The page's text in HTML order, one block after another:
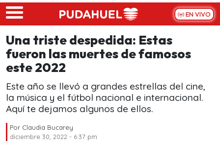
Skip to main content
EN VIVO
Una triste despedida: Estas
fueron las muertes de famosos
este 2022
Este año se llevó a grandes estrellas del cine,
la música y el fútbol nacional e internacional.
Aquí te dejamos algunos de ellos.
Por Claudia Bucarey
diciembre 30, 2022 - 6:37 pm